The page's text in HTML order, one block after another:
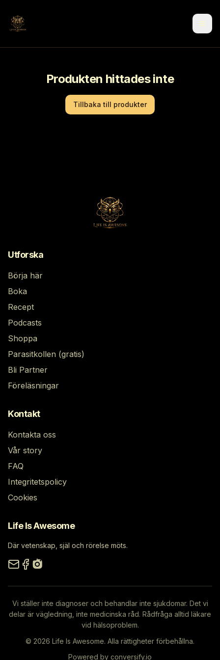
Produkten hittades inte
Tillbaka till produkter
Utforska
Börja här
Boka
Recept
Podcasts
Shoppa
Parasitkollen (gratis)
Bli Partner
Föreläsningar
Kontakt
Kontakta oss
Vår story
FAQ
Integritetspolicy
Cookies
Life Is Awesome
Där vetenskap, själ och rörelse möts.
Vi ställer inte diagnoser och behandlar inte sjukdomar. Det vi
delar är vägledning, inte medicinska råd. Rådfråga alltid läkare
vid hälsoproblem.
© 2026 Life Is Awesome. Alla rättigheter förbehållna.
Powered by conversify.io